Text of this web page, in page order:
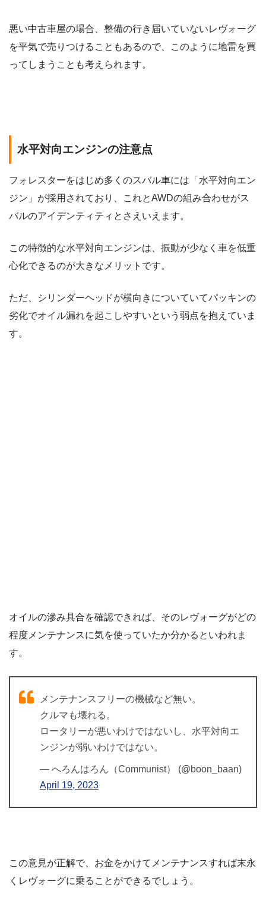
悪い中古車屋の場合、整備の行き届いていないレヴォーグ
を平気で売りつけることもあるので、このように地雷を買
ってしまうことも考えられます。
水平対向エンジンの注意点
フォレスターをはじめ多くのスバル車には「水平対向エン
ジン」が採用されており、これとAWDの組み合わせがス
バルのアイデンティティとさえいえます。
この特徴的な水平対向エンジンは、振動が少なく車を低重
心化できるのが大きなメリットです。
ただ、シリンダーヘッドが横向きについていてパッキンの
劣化でオイル漏れを起こしやすいという弱点を抱えていま
す。
オイルの滲み具合を確認できれば、そのレヴォーグがどの
程度メンテナンスに気を使っていたか分かるといわれま
す。
メンテナンスフリーの機械など無い。
クルマも壊れる。
ロータリーが悪いわけではないし、水平対向エ
ンジンが弱いわけではない。
— へろんはろん（Communist） (@boon_baan)
April 19, 2023
この意見が正解で、お金をかけてメンテナンスすれば末永
くレヴォーグに乗ることができるでしょう。